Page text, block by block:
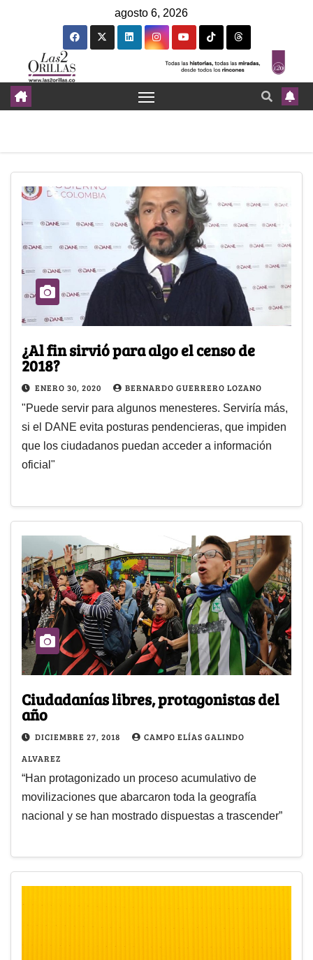
agosto 6, 2026
¿Al fin sirvió para algo el censo de
2018?
ENERO 30, 2020 BERNARDO GUERRERO LOZANO
"Puede servir para algunos menesteres. Serviría más,
si el DANE evita posturas pendencieras, que impiden
que los ciudadanos puedan acceder a información
oficial"
Ciudadanías libres, protagonistas del
año
DICIEMBRE 27, 2018
CAMPO ELÍAS GALINDO
ALVAREZ
“Han protagonizado un proceso acumulativo de
movilizaciones que abarcaron toda la geografía
nacional y se han mostrado dispuestas a trascender”